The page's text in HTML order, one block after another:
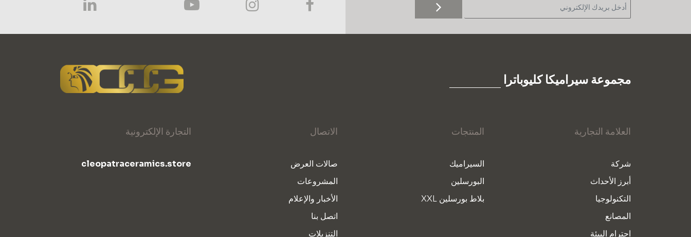
مجموعة سيراميكا كليوباترا
العلامة التجارية
شركة
أبرز الأحداث
التكنولوجيا
المصانع
احترام البيئة
المنتجات
السيراميك
البورسلين
بلاط بورسلين XXL
الاتصال
صالات العرض
المشروعات
الأخبار والإعلام
اتصل بنا
التنزيلات
التجارة الإلكترونية
cleopatraceramics.store